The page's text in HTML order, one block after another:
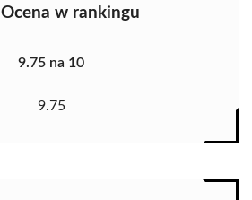
Ocena w rankingu
9.75 na 10
9.75